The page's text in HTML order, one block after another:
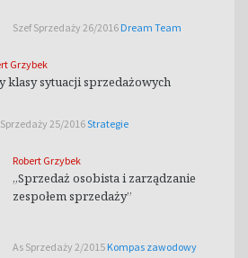
Szef Sprzedaży 26/2016 Dream Team
Grzybek
klasy sytuacji sprzedażowych
25/2016Strategie
Robert Grzybek
„Sprzedaż osobista i zarządzanie
zespołem sprzedaży”
As Sprzedaży 2/2015 Kompas zawodowy